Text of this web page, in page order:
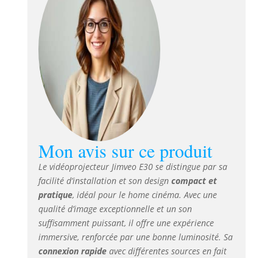
offrant commodité et sécurité pour le
montage au plafond ✿【Trapèze
4P+6D automatique et zoom
100%-50%】Le projecteur Wi-Fi E30
offre une correction
automatique±50°6D,définit les
bonnes images sans effort,élimine la
distorsion trapézoïdale manuelle
compliquée! La correction en 4
points surmonte les angles des
limites de la pièce et apporte de la
flexibilité à la projection
avant/latérale/au plafond.Le zoom
100%à50% permet d'ajuster l'image
à la bonne taille sans la
déplacer.Excel/Word/PPT peut être lu
via USB,ce qui le rend idéal pour les
présentations ✿【28000L&Rapport
de contraste natif 1080P&30000:1】
Dispose d'une puissante résolution
Mon avis sur ce produit
Le vidéoprojecteur Jimveo E30 se distingue par sa
facilité d’installation et son design compact et
pratique, idéal pour le home cinéma. Avec une
qualité d’image exceptionnelle et un son
suffisamment puissant, il offre une expérience
immersive, renforcée par une bonne luminosité. Sa
connexion rapideavec différentes sources en fait